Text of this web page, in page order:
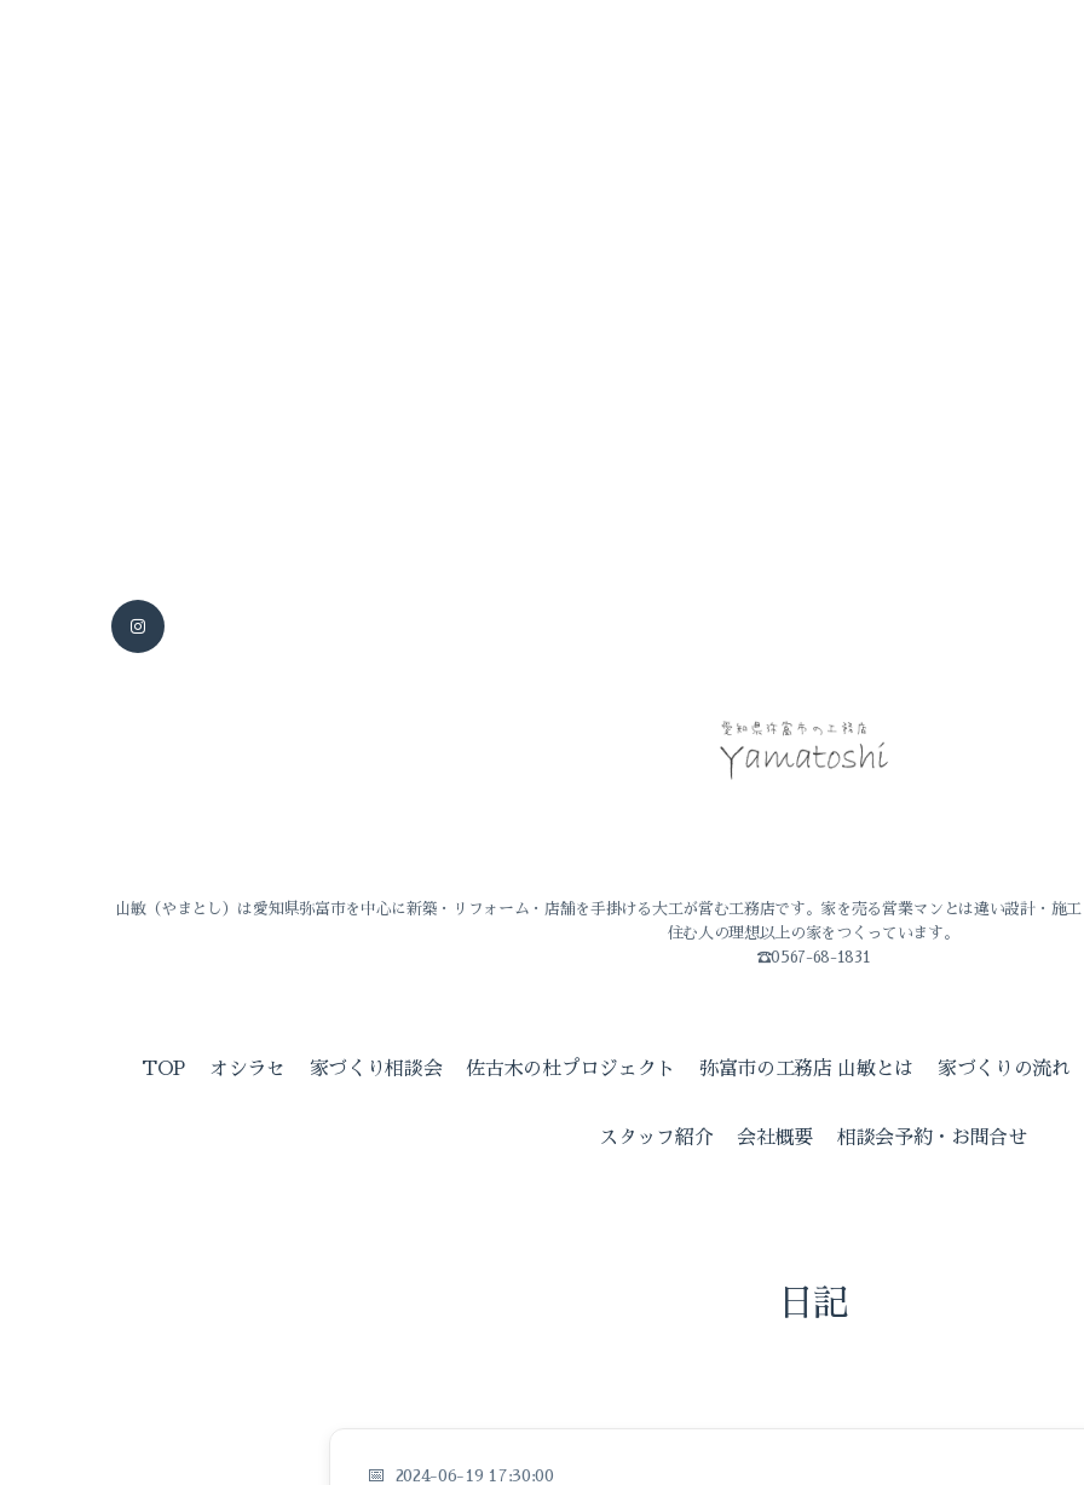
山敏（やまとし）は愛知県弥富市を中心に新築・リフォーム・店舗を手掛ける大工が営む工務店です。家を売る営業マンとは違い設計・施
住む人の理想以上の家をつくっています。
☎0567-68-1831
TOP オシラセ 家づくり相談会 佐古木の杜プロジェクト 弥富市の工務店 山敏とは 家づくりの流れ
スタッフ紹介 会社概要 相談会予約・お問合せ
日記
2024-06-19 17:30:00